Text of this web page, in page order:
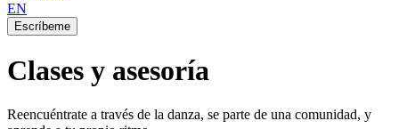
EN
Escríbeme
Clases y asesoría
Reencuéntrate a través de la danza, se parte de una comunidad, y